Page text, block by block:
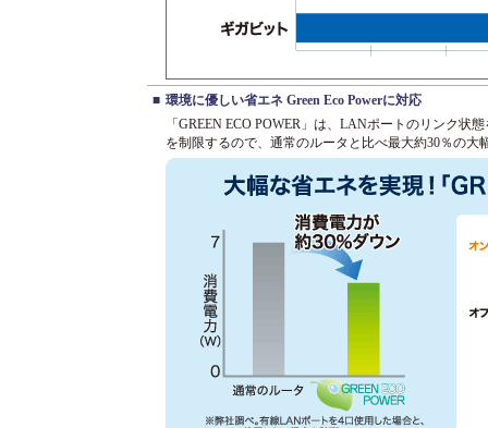
■ 環境に優しい省エネ Green Eco Powerに対応
「GREEN ECO POWER」は、LANポートのリンク
を制限するので、通常のルータと比べ最大約30％の大